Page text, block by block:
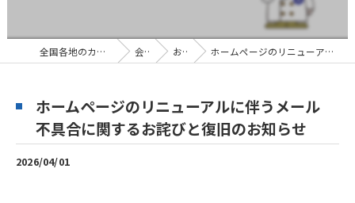
全国各地のカビ取りなら株式会社GIGエコラボ 会社概要 お知らせ ホームページのリニューアルに伴うメール不具合に関するお詫びと復旧のお知らせ
ホームページのリニューアルに伴うメール
不具合に関するお詫びと復旧のお知らせ
2026/04/01